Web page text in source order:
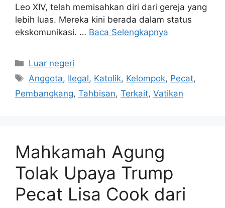
Leo XIV, telah memisahkan diri dari gereja yang
lebih luas. Mereka kini berada dalam status
ekskomunikasi. … Baca Selengkapnya
Kategori
Luar negeri
Tag
Anggota, Ilegal, Katolik, Kelompok, Pecat,
Pembangkang, Tahbisan, Terkait, Vatikan
Mahkamah Agung
Tolak Upaya Trump
Pecat Lisa Cook dari